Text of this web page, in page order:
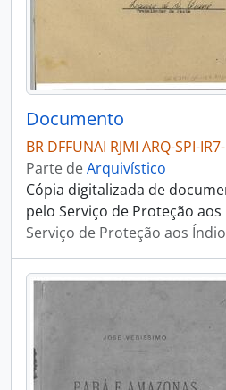
Documento
BR DFFUNAI RJMI ARQ-SPI-
Parte deArquivístico
Cópia digitalizada de
pelo Serviço de Proteção aos
Serviço de Proteção aos